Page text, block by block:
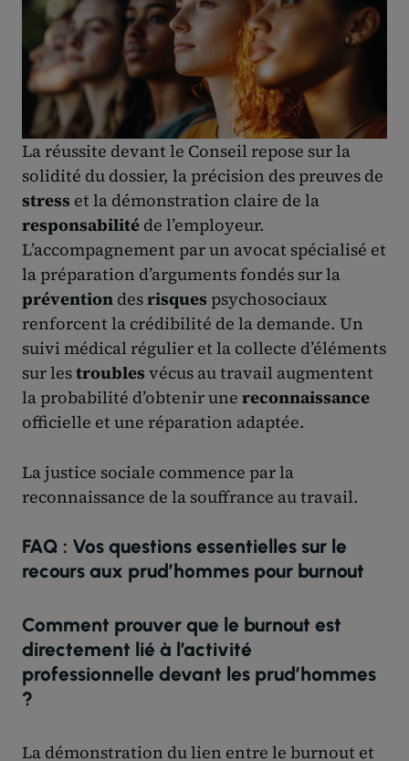
La réussite devant le Conseil repose sur la
solidité du dossier, la précision des preuves de
stress et la démonstration claire de la
responsabilité de l’employeur.
L’accompagnement par un avocat spécialisé et
la préparation d’arguments fondés sur la
prévention desrisques psychosociaux
renforcent la crédibilité de la demande. Un
suivi médical régulier et la collecte d’éléments
sur lestroublesvécus au travail augmentent
la probabilité d’obtenir une reconnaissance
officielle et une réparation adaptée.
La justice sociale commence par la
reconnaissance de la souffrance au travail.
FAQ : Vos questions essentielles sur le
recours aux prud’hommes pour burnout
Comment prouver que le burnout est
directement lié à l’activité
professionnelle devant les prud’hommes
?
La démonstration du lien entre le burnout et